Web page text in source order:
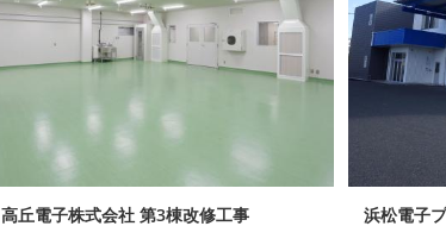
高丘電子株式会社 第3棟改修工事 浜松電子